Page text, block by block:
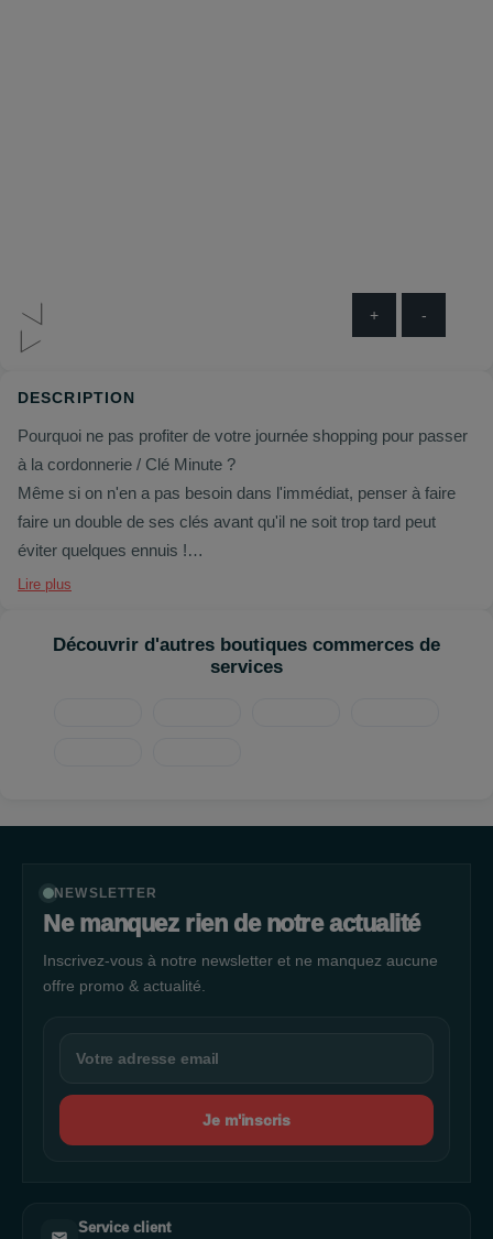
+ -
DESCRIPTION
Pourquoi ne pas profiter de votre journée shopping pour passer
à la cordonnerie / Clé Minute ?
Même si on n'en a pas besoin dans l'immédiat, penser à faire
faire un double de ses clés avant qu'il ne soit trop tard peut
éviter quelques ennuis !
De même, si vos chaussures ont besoin d'un petit coup de
Faites confiance, les yeux fermés, à l'équipe du magasin qui
vous accordera un service rapide et d'une grande qualité, à prix
Lire plus
Découvrir d'autres boutiques commerces de
services
NEWSLETTER
Ne manquez rien de notre actualité
Inscrivez-vous à notre newsletter et ne manquez aucune
offre promo & actualité.
Je m'inscris
Service client